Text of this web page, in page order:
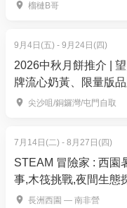
主題，匯聚全球頂尖
平台。
培訓」，大會於週
AI 體驗同樂日，全
榴槤B哥
9月4日(五) - 9月24日(四)
2026中秋月餅推介 |
牌流心奶黃、限量版
換領尖沙咀/銅鑼灣/屯門自取
7月14日(二) - 8月27日(四)
STEAM 冒險家 : 西園
事,木筏挑戰,夜間生態
長洲西園 — 南非營